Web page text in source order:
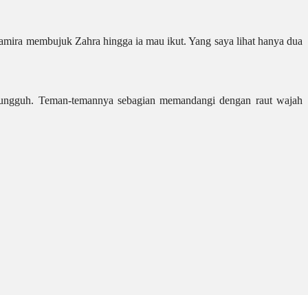
membujuk Zahra hingga ia mau ikut. Yang saya lihat hanya dua
Teman-temannya sebagian memandangi dengan raut wajah